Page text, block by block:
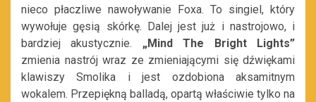
nieco płaczliwe nawoływanie Foxa. To singiel, który
wywołuje gęsią skórkę. Dalej jest już i nastrojowo, i
bardziej akustycznie. „Mind The Bright Lights”
zmienia nastrój wraz ze zmieniającymi się dźwiękami
klawiszy Smolika i jest ozdobiona aksamitnym
wokalem. Przepiękną balladą, opartą właściwie tylko na